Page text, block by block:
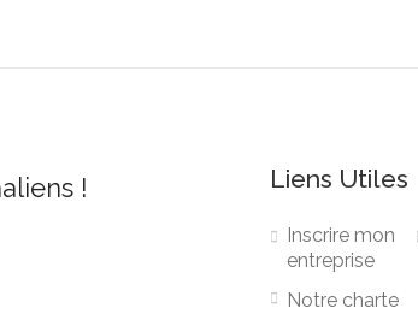
! Liens Utiles
Inscrire mon
entreprise
Notre charte